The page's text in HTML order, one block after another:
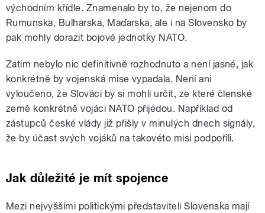
východním křídle. Znamenalo by to, že nejenom do
Rumunska, Bulharska, Maďarska, ale i na Slovensko by
pak mohly dorazit bojové jednotky NATO.
Zatím nebylo nic definitivně rozhodnuto a není jasné, jak
konkrétně by vojenská mise vypadala. Není ani
vyloučeno, že Slováci by si mohli určit, ze které členské
země konkrétně vojáci NATO přijedou. Například od
zástupců české vlády již přišly v minulých dnech signály,
že by účast svých vojáků na takovéto misi podpořili.
Jak důležité je mít spojence
Mezi nejvyššími politickými představiteli Slovenska mají